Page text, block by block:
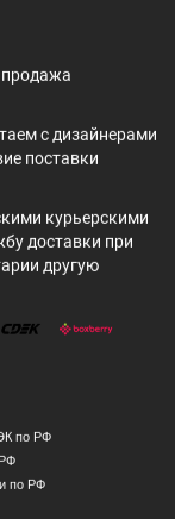
продажа
с дизайнерами
поставки
курьерскими
доставки при
другую
по РФ
по РФ